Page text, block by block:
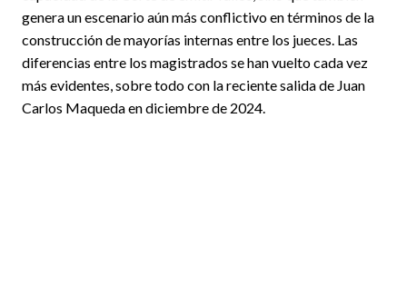
genera un escenario aún más conflictivo en términos de la
construcción de mayorías internas entre los jueces. Las
diferencias entre los magistrados se han vuelto cada vez
más evidentes, sobre todo con la reciente salida de Juan
Carlos Maqueda en diciembre de 2024.